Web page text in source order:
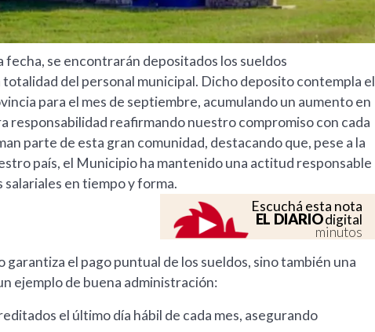
fecha, se encontrarán depositados los sueldos
del personal municipal. Dicho deposito contempla el
para el mes de septiembre, acumulando un aumento en
responsabilidad reafirmando nuestro compromiso con cada
parte de esta gran comunidad, destacando que, pese a la
país, el Municipio ha mantenido una actitud responsable
en tiempo y forma.
Escuchá esta nota
EL DIARIOdigital
minutos
el pago puntual de los sueldos, sino también una
ejemplo de buena administración:
el último día hábil de cada mes, asegurando